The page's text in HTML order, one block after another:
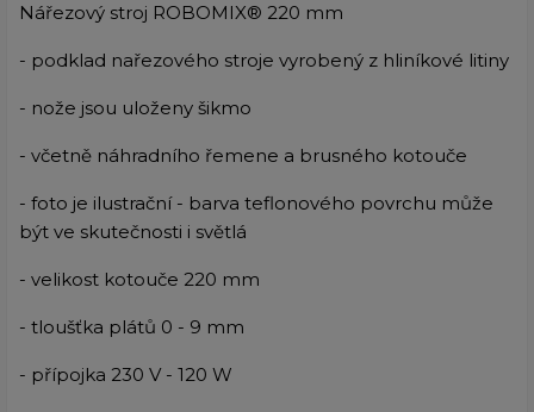
Nářezový stroj ROBOMIX® 220 mm
- podklad nařezového stroje vyrobený z hliníkové litiny
- nože jsou uloženy šikmo
- včetně náhradního řemene a brusného kotouče
- foto je ilustrační - barva teflonového povrchu může
být ve skutečnosti i světlá
- velikost kotouče 220 mm
- tloušťka plátů 0 - 9 mm
- přípojka 230 V - 120 W